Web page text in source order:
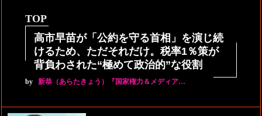
TOP
高市早苗が「公約を守る首相」を演じ続
けるため、ただそれだけ。税率1％策が
背負わされた“極めて政治的”な役割
by 新恭（あらたきょう）『国家権力＆メディア…